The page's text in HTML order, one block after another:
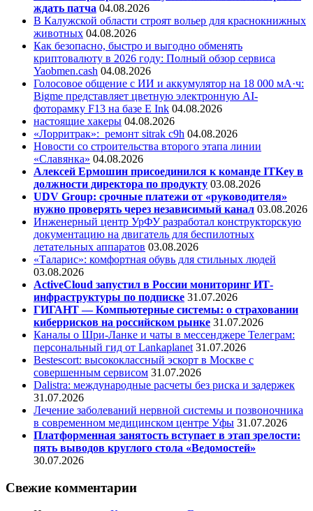
ждать патча 04.08.2026
В Калужской области строят вольер для краснокнижных
животных 04.08.2026
Как безопасно, быстро и выгодно обменять
криптовалюту в 2026 году: Полный обзор сервиса
Yaobmen.cash 04.08.2026
Голосовое общение с ИИ и аккумулятор на 18 000 мА·ч:
Bigme представляет цветную электронную AI-
фоторамку F13 на базе E Ink 04.08.2026
настоящие хакеры 04.08.2026
«Лорритрак»: ремонт sitrak c9h 04.08.2026
Новости со строительства второго этапа линии
«Славянка» 04.08.2026
Алексей Ермошин присоединился к команде ITKey в
должности директора по продукту 03.08.2026
UDV Group: срочные платежи от «руководителя»
нужно проверять через независимый канал 03.08.2026
Инженерный центр УрФУ разработал конструкторскую
документацию на двигатель для беспилотных
летательных аппаратов 03.08.2026
«Таларис»: комфортная обувь для стильных людей
03.08.2026
ActiveCloud запустил в России мониторинг ИТ-
инфраструктуры по подписке 31.07.2026
ГИГАНТ — Компьютерные системы: о страховании
киберрисков на российском рынке 31.07.2026
Каналы о Шри-Ланке и чаты в мессенджере Телеграм:
персональный гид от Lankaplanet 31.07.2026
Bestescort: высококлассный эскорт в Москве с
совершенным сервисом 31.07.2026
Dalistra: международные расчеты без риска и задержек
31.07.2026
Лечение заболеваний нервной системы и позвоночника
в современном медицинском центре Уфы 31.07.2026
Платформенная занятость вступает в этап зрелости:
пять выводов круглого стола «Ведомостей»
30.07.2026
Свежие комментарии